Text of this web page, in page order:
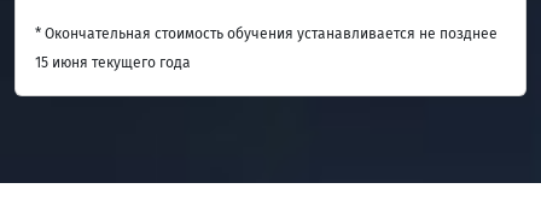
* Окончательная стоимость обучения устанавливается не позднее
15 июня текущего года